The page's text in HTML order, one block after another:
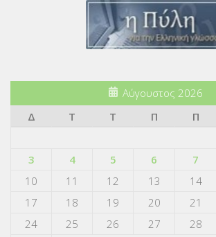
Αύγουστος 2026
Δ
Τ Τ Π Π
3
4 5 6 7
10
11 12 13 14
17
18 19 20 21
24
25 26 27 28